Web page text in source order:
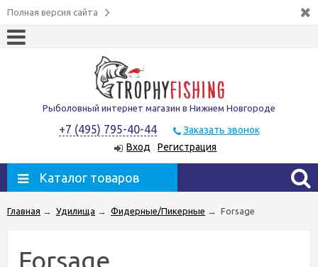
Полная версия сайта
Рыболовный интернет магазин в Нижнем Новгороде
+7 (495) 795-40-44
Заказать звонок
Вход
Регистрация
Каталог товаров
Главная → Удилища → Фидерные/Пикерные → Forsage
Forsage